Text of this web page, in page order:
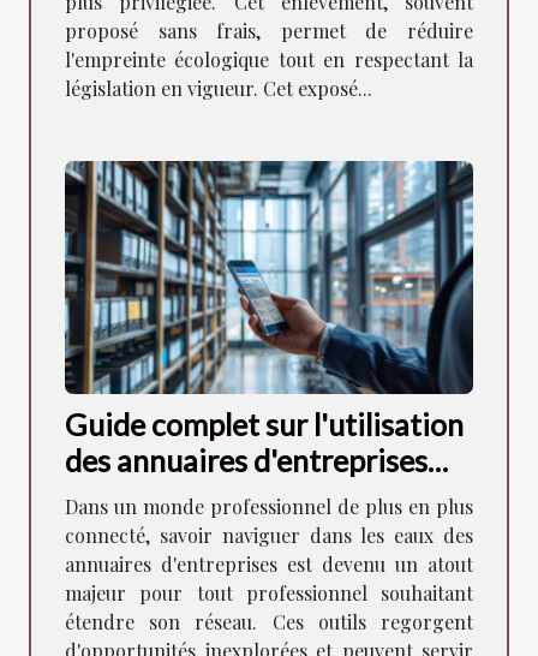
proposé sans frais, permet de réduire
l'empreinte écologique tout en respectant la
législation en vigueur. Cet exposé...
Guide complet sur l'utilisation
des annuaires d'entreprises
pour booster votre réseau
professionnel
Dans un monde professionnel de plus en plus
connecté, savoir naviguer dans les eaux des
annuaires d'entreprises est devenu un atout
majeur pour tout professionnel souhaitant
étendre son réseau. Ces outils regorgent
d'opportunités inexplorées et peuvent servir